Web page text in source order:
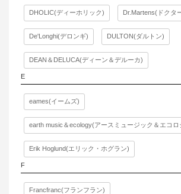
DHOLIC(ディーホリック) Dr.Martens(ドクタ
De'Longhi(デロンギ) DULTON(ダルトン)
DEAN＆DELUCA(ディーン＆デルーカ)
E
eames(イームズ)
earth music＆ecology(アースミュージック＆エコロ
Erik Hoglund(エリック・ホグラン)
F
Francfranc(フランフラン)